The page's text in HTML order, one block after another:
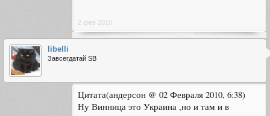
2 фев 2010
libelli
Завсегдатай SB
Цитата(андерсон @ 02 Февраля 2010, 6:38)
Ну Винница это Украина ,но и там и в